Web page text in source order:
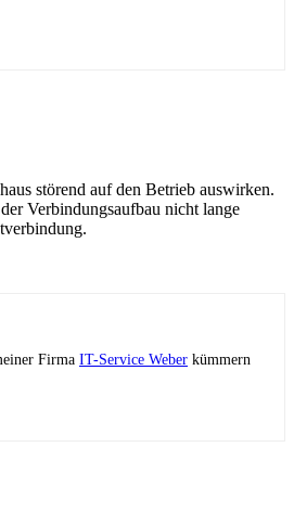
störend auf den Betrieb auswirken.
Verbindungsaufbau nicht lange
Firma IT-Service Weber kümmern